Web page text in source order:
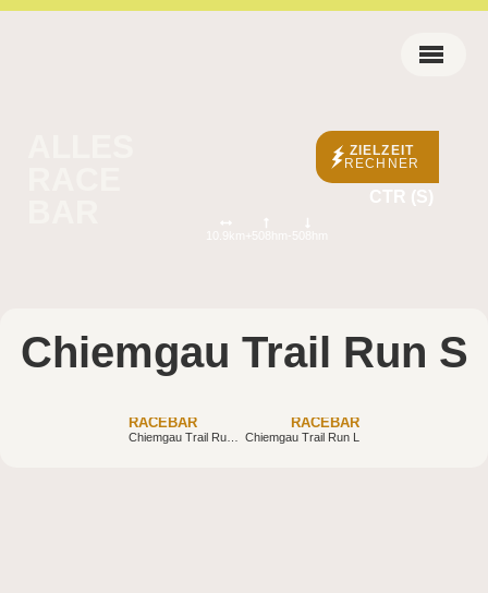
ZIELZEIT
RECHNER
CTR (S)
+508hm -508hm
Chiemgau Trail Run S
RACEBAR
Chiemgau Trail Run M
RACEBAR
Chiemgau Trail Run L